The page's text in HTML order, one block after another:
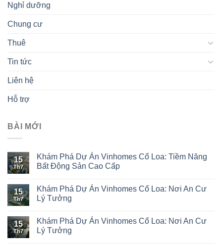
Nghỉ dưỡng
Chung cư
Thuê
Tin tức
Liên hệ
Hỗ trợ
BÀI MỚI
15
Th7
Khám Phá Dự Án Vinhomes Cổ Loa: Tiềm Năng
Bất Động Sản Cao Cấp
15
Th7
Khám Phá Dự Án Vinhomes Cổ Loa: Nơi An Cư
Lý Tưởng
15
Th7
Khám Phá Dự Án Vinhomes Cổ Loa: Nơi An Cư
Lý Tưởng